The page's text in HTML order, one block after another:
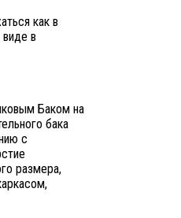
как в
в
Баком на
бака
с
размера,